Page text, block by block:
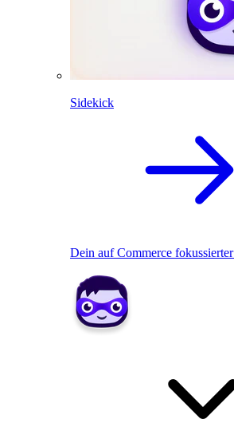
Sidekick
Dein auf Commerce